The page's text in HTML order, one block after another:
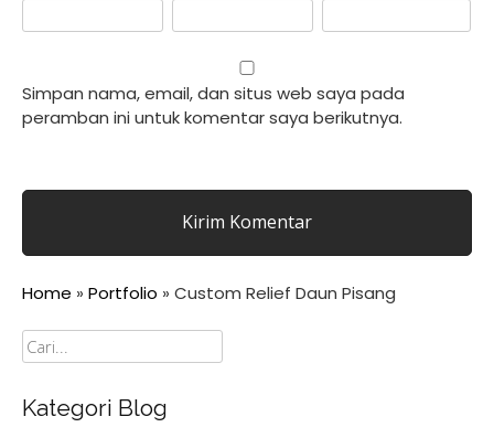
Simpan nama, email, dan situs web saya pada
peramban ini untuk komentar saya berikutnya.
Home » Portfolio » Custom Relief Daun Pisang
Cari
Kategori Blog